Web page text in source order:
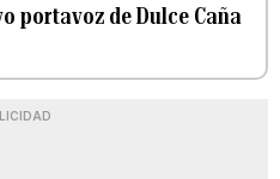
portavoz de Dulce Caña